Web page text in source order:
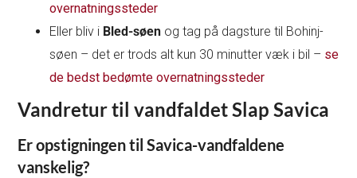
overnatningssteder
Eller bliv i Bled-søen og tag på dagsture til Bohinj-
søen – det er trods alt kun 30 minutter væk i bil – se
de bedst bedømte overnatningssteder
Vandretur til vandfaldet Slap Savica
Er opstigningen til Savica-vandfaldene
vanskelig?